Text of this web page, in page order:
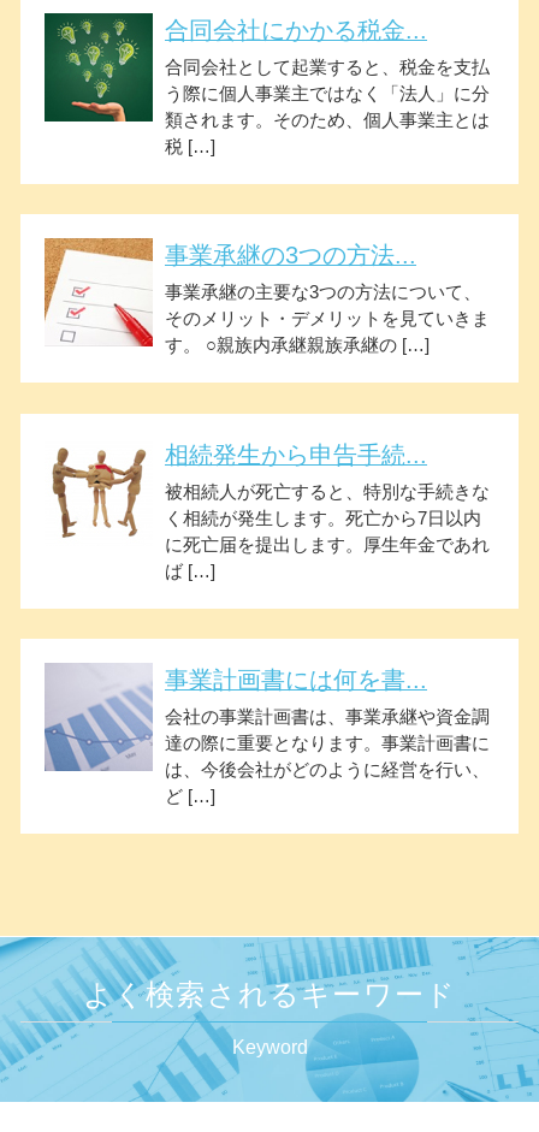
合同会社にかかる税金...
合同会社として起業すると、税金を支払
う際に個人事業主ではなく「法人」に分
類されます。そのため、個人事業主とは
税 […]
事業承継の3つの方法...
事業承継の主要な3つの方法について、
そのメリット・デメリットを見ていきま
す。 ○親族内承継親族承継の […]
相続発生から申告手続...
被相続人が死亡すると、特別な手続きな
く相続が発生します。死亡から7日以内
に死亡届を提出します。厚生年金であれ
ば […]
事業計画書には何を書...
会社の事業計画書は、事業承継や資金調
達の際に重要となります。事業計画書に
は、今後会社がどのように経営を行い、
ど […]
よく検索されるキーワード
Keyword